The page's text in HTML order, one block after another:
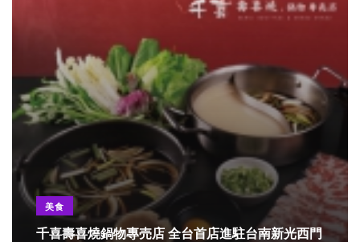
美食
千喜壽喜燒鍋物專売店 全台首店進駐台南新光西門